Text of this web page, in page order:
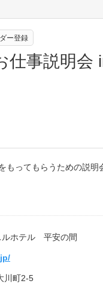
ー登録
仕事説明
ってもらうための説明
ルホテル 平安の間
川町2-5